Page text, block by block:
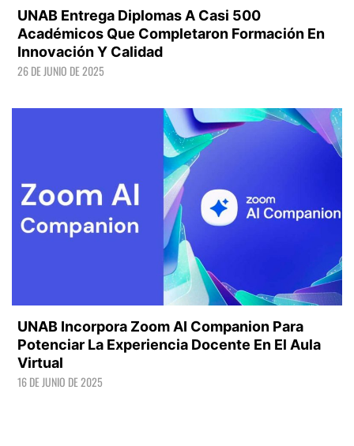
UNAB Entrega Diplomas A Casi 500
Académicos Que Completaron Formación En
Innovación Y Calidad
26 DE JUNIO DE 2025
UNAB Incorpora Zoom AI Companion Para
Potenciar La Experiencia Docente En El Aula
Virtual
16 DE JUNIO DE 2025